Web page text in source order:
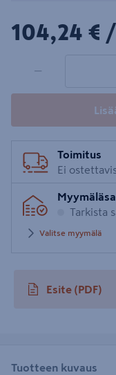
104,24€/
104,24 €
−
Toimitus
Ei
Tarkista
Valitse myymälä
Esite (PDF)
avautuu uuteen
Tuotteen kuvaus